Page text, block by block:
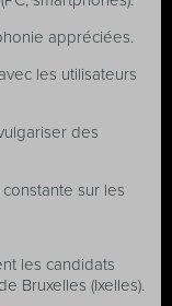
appréciées.
les utilisateurs
des
sur les
les candidats
Bruxelles (Ixelles).